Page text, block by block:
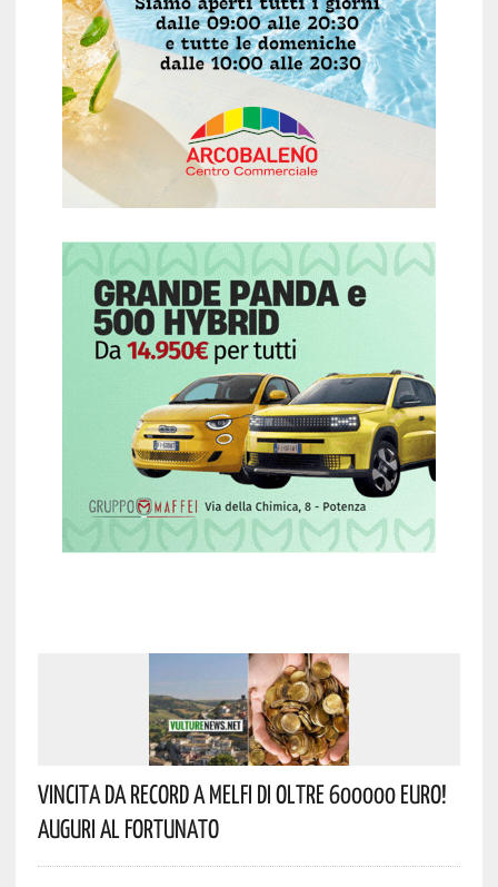
Vincita Da Record A Melfi Di Oltre 600000 Euro!
Auguri Al Fortunato